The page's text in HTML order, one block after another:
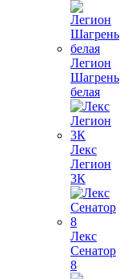
Легион
Шагрень
белая
Лекс
Легион
3К
Лекс
Сенатор
8